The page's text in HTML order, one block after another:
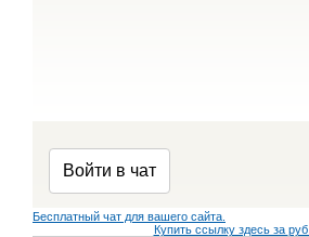
Бесплатный чат для вашего сайта.
Купить ссылку здесь за руб.